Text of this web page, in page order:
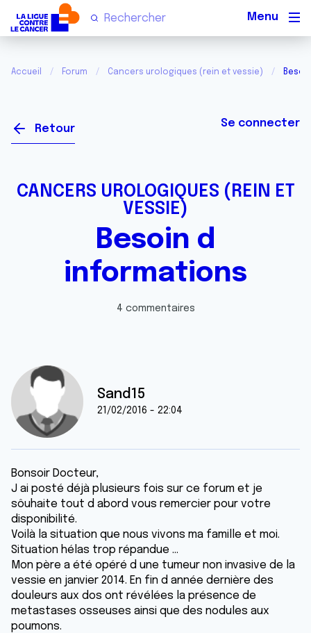
Accueil Forum Cancers urologiques (rein et vessie)
Retour Se connecter
CANCERS UROLOGIQUES (REIN ET
VESSIE)
Besoin d
informations
4 commentaires
Sand15
21/02/2016 - 22:04
Bonsoir Docteur,
J ai posté déjà plusieurs fois sur ce forum et je
sôuhaite tout d abord vous remercier pour votre
disponibilité.
Voilà la situation que nous vivons ma famille et moi.
Situation hélas trop répandue ...
Mon père a été opéré d une tumeur non invasive de la
vessie en janvier 2014. En fin d année dernière des
douleurs aux dos ont révélées la présence de
metastases osseuses ainsi que des nodules aux
poumons.